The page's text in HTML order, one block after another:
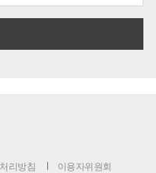
리방침 이용자위원회